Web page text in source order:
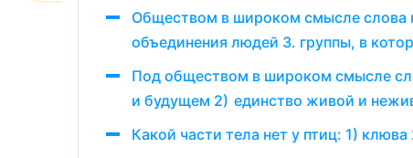
Обществом в широком смысле слова
объединения людей 3. группы, в
Под обществом в широком смысле
и будущем 2) единство живой и
Какой части тела нет у птиц: 1)